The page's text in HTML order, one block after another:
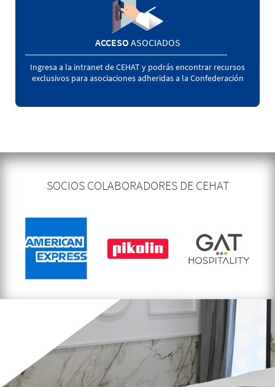
ACCESO ASOCIADOS
Ingresa a la intranet de CEHAT y podrás encontrar recursos
exclusivos para asociaciones adheridas a la Confederación
SOCIOS COLABORADORES DE CEHAT